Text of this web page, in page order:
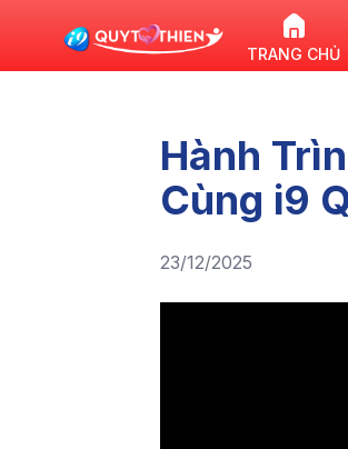
TRANG CHỦ
Hành
Cùng i9
23/12/2025